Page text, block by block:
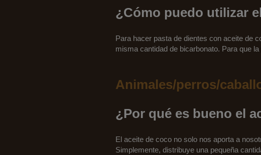
¿Cómo puedo utilizar
Para hacer pasta de dientes con aceite de
misma cantidad de bicarbonato. Para que
Animales/perros/
¿Por qué es bueno el
El aceite de coco no solo nos aporta a
Simplemente, distribuye una pequeña